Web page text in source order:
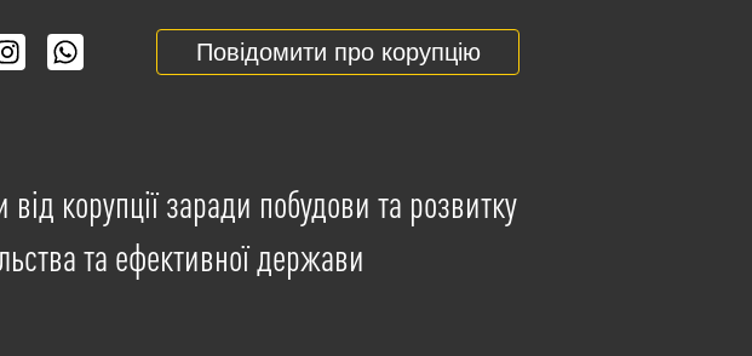
Повідомити про корупцію
корупції заради побудови та розвитку
та ефективної держави